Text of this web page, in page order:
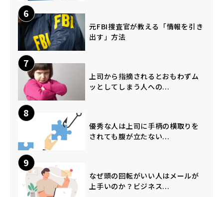
6
元FBI捜査官が教える「情報を引き
出す」方法
7
上司から指摘されるとおもわずム
ッとしてしまう人への...
8
優秀な人は上司に手柄の横取りを
されても腹が立たない...
9
なぜ頭の回転がいい人はメールが
上手いのか？ビジネス...